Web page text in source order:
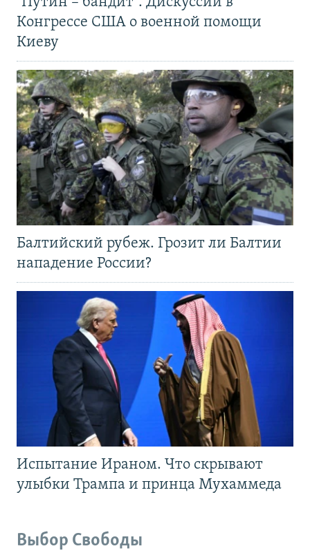
Конгрессе США о военной помощи
Киеву
Балтийский рубеж. Грозит ли Балтии
нападение России?
Испытание Ираном. Что скрывают
улыбки Трампа и принца Мухаммеда
Выбор Свободы